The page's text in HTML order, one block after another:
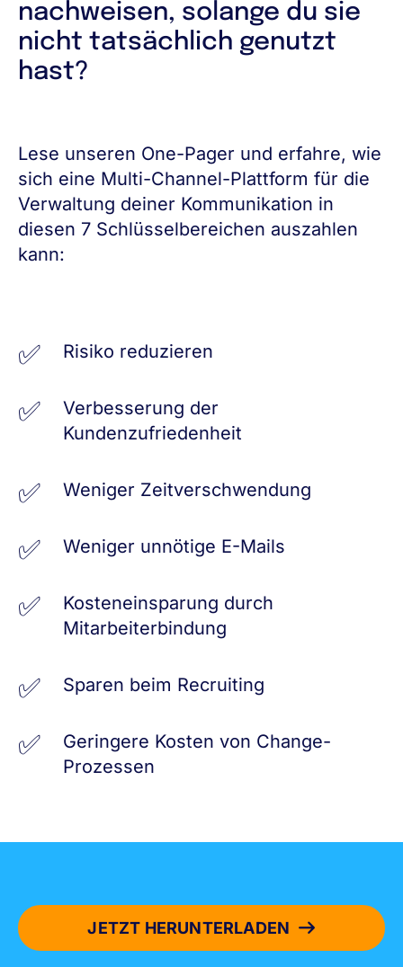
nachweisen, solange du sie
nicht tatsächlich genutzt
hast?
Lese unseren One-Pager und erfahre, wie
sich eine Multi-Channel-Plattform für die
Verwaltung deiner Kommunikation in
diesen 7 Schlüsselbereichen auszahlen
kann:
Risiko reduzieren
Verbesserung der
Kundenzufriedenheit
Weniger Zeitverschwendung
Weniger unnötige E-Mails
Kosteneinsparung durch
Mitarbeiterbindung
Sparen beim Recruiting
Geringere Kosten von Change-
Prozessen
JETZT HERUNTERLADEN